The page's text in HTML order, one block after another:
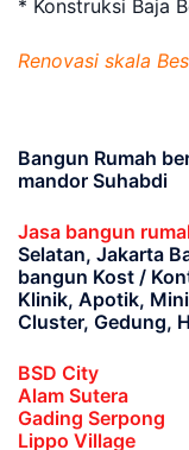
* Konstruksi Baja
Renovasi skala
Bangun Rumah
mandor Suhabdi
Jasa bangun
Selatan, Jakarta
bangun Kost /
Klinik, Apotik,
Cluster, Gedung,
BSD City
Alam Sutera
Gading Serpong
Lippo Village